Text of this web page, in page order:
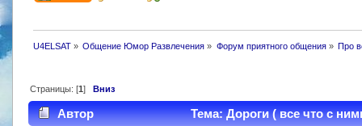
U4ELSAT» Общение Юмор Развлечения » Форум приятного общения» Про
Страницы: [1] Вниз
Автор Тема: Дороги ( все что с